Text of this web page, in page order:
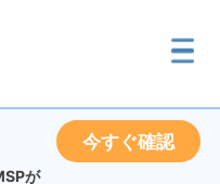
が
今すぐ確認